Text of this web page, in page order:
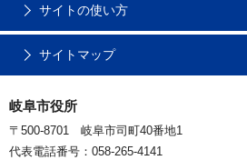
サイトの使い方
サイトマップ
岐阜市役所
〒500-8701 岐阜市司町40番地1
代表電話番号：058-265-4141